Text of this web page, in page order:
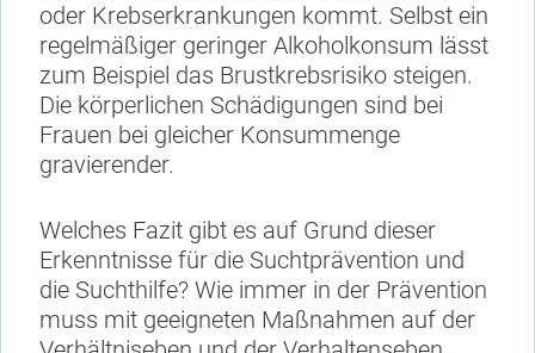
oder Krebserkrankungen kommt. Selbst ein
regelmäßiger geringer Alkoholkonsum lässt
zum Beispiel das Brustkrebsrisiko steigen.
Die körperlichen Schädigungen sind bei
Frauen bei gleicher Konsummenge
gravierender.
Welches Fazit gibt es auf Grund dieser
Erkenntnisse für die Suchtprävention und
die Suchthilfe? Wie immer in der Prävention
muss mit geeigneten Maßnahmen auf der